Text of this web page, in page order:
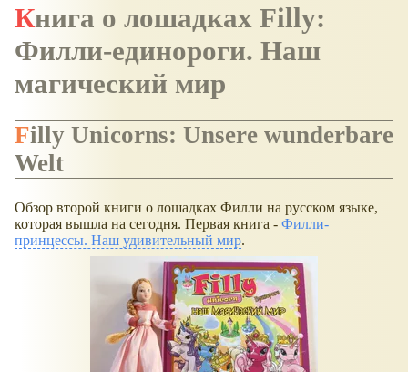
Книга о лошадках Filly:
Филли-единороги. Наш
магический мир
Filly Unicorns: Unsere wunderbare
Welt
Обзор второй книги о лошадках Филли на русском языке,
которая вышла на сегодня. Первая книга - Филли-
принцессы. Наш удивительный мир.